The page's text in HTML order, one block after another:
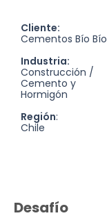
Cliente:
Cementos Bío Bío
Industria:
Construcción /
Cemento y
Hormigón
Región:
Chile
Desafío